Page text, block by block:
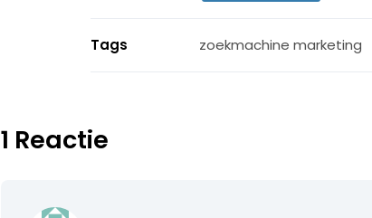
Tags zoekmachine marketing
1 Reactie